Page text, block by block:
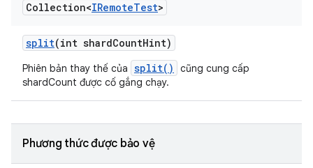
Collection<IRemoteTest>
split(int shardCountHint)
Phiên bản thay thế của split()
cũng cung cấp
shardCount được cố gắng chạy.
Phương thức được bảo vệ